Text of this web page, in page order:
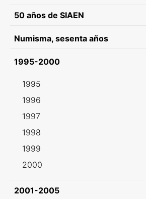
50 años de SIAEN
Numisma, sesenta años
1995-2000
1995
1996
1997
1998
1999
2000
2001-2005